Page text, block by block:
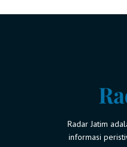
Radar Jatim
informasi